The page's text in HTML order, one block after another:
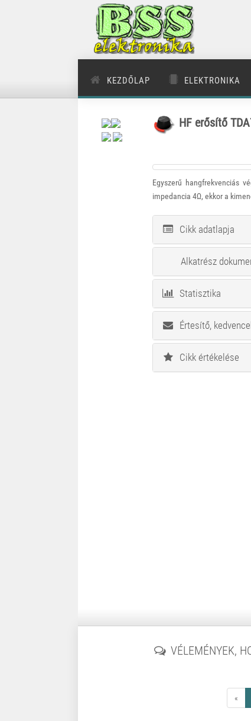
KEZDŐLAP ELEKTRONIKA
HF erősítő
Egyszerű hangfrekvenciás
impedancia 4Ω, ekkor a
Cikk adatlapja
Alkatrész
Statisztika
Értesítő,
Cikk értékelése
VÉLEMÉNYEK,
«